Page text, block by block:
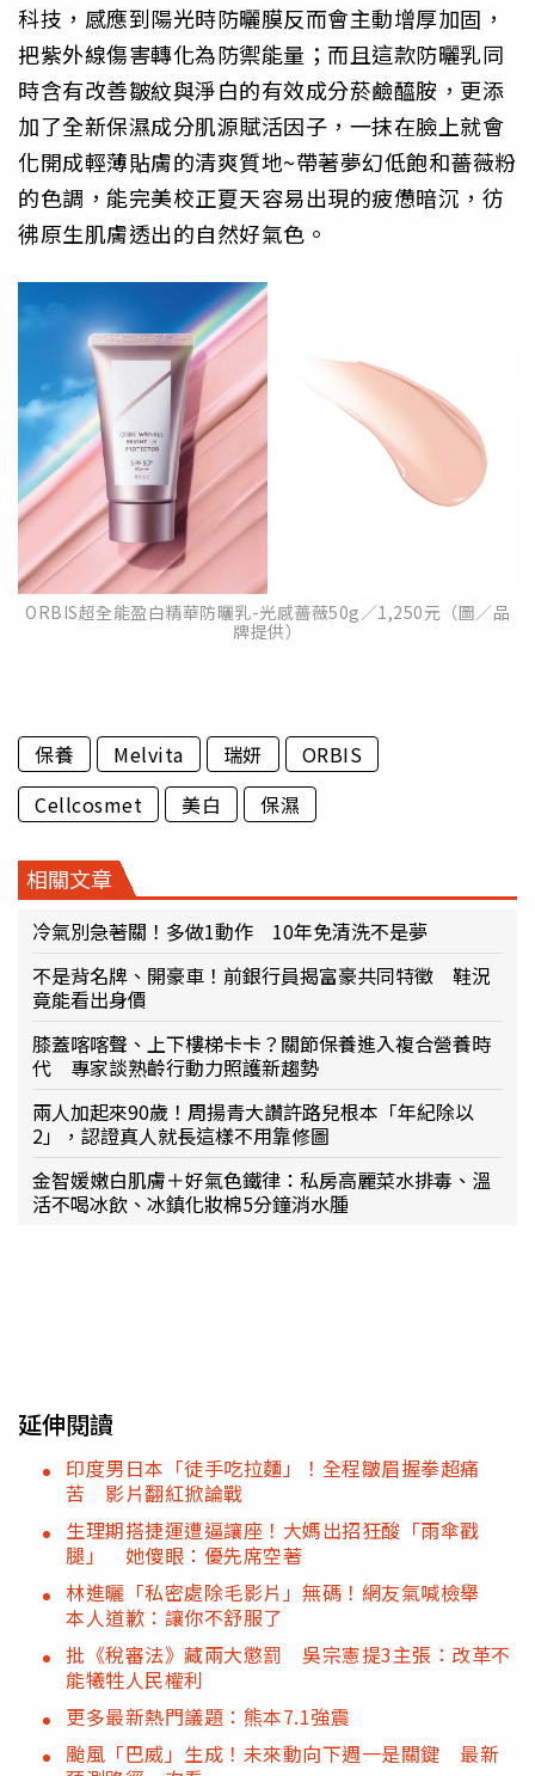
科技，感應到陽光時防曬膜反而會主動增厚加固，
把紫外線傷害轉化為防禦能量；而且這款防曬乳同
時含有改善皺紋與淨白的有效成分菸鹼醯胺，更添
加了全新保濕成分肌源賦活因子，一抹在臉上就會
化開成輕薄貼膚的清爽質地~帶著夢幻低飽和薔薇粉
的色調，能完美校正夏天容易出現的疲憊暗沉，彷
彿原生肌膚透出的自然好氣色。
ORBIS超全能盈白精華防曬乳-光感薔薇50g／1,250元（圖／品
牌提供）
保養 Melvita 瑞妍
ORBIS
Cellcosmet
美白 保濕
相關文章
冷氣別急著關！多做1動作 10年免清洗不是夢
不是背名牌、開豪車！前銀行員揭富豪共同特徵 鞋況
竟能看出身價
膝蓋喀喀聲、上下樓梯卡卡？關節保養進入複合營養時
代 專家談熟齡行動力照護新趨勢
兩人加起來90歲！周揚青大讚許路兒根本「年紀除以
2」，認證真人就長這樣不用靠修圖
金智媛嫩白肌膚＋好氣色鐵律：私房高麗菜水排毒、溫
活不喝冰飲、冰鎮化妝棉5分鐘消水腫
延伸閱讀
印度男日本「徒手吃拉麵」！全程皺眉握拳超痛
苦 影片翻紅掀論戰
生理期搭捷運遭逼讓座！大媽出招狂酸「雨傘戳
腿」 她傻眼：優先席空著
林進曬「私密處除毛影片」無碼！網友氣喊檢舉
本人道歉：讓你不舒服了
批《稅審法》藏兩大懲罰 吳宗憲提3主張：改革不
能犧牲人民權利
更多最新熱門議題：熊本7.1強震
颱風「巴威」生成！未來動向下週一是關鍵 最新